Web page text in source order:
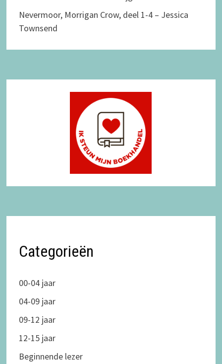
Nevermoor, Morrigan Crow, deel 1-4 – Jessica
Townsend
Categorieën
00-04 jaar
04-09 jaar
09-12 jaar
12-15 jaar
Beginnende lezer